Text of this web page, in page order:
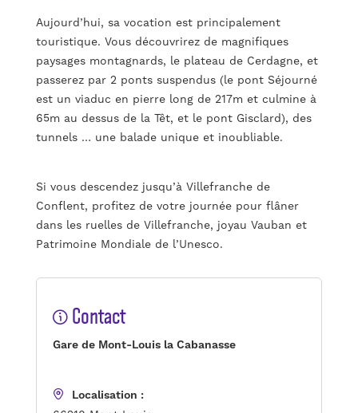
Aujourd’hui, sa vocation est principalement
touristique. Vous découvrirez de magnifiques
paysages montagnards, le plateau de Cerdagne, et
passerez par 2 ponts suspendus (le pont Séjourné
est un viaduc en pierre long de 217m et culmine à
65m au dessus de la Têt, et le pont Gisclard), des
tunnels … une balade unique et inoubliable.
Si vous descendez jusqu’à Villefranche de
Conflent, profitez de votre journée pour flâner
dans les ruelles de Villefranche, joyau Vauban et
Patrimoine Mondiale de l’Unesco.
Contact
Gare de Mont-Louis la Cabanasse
Localisation :